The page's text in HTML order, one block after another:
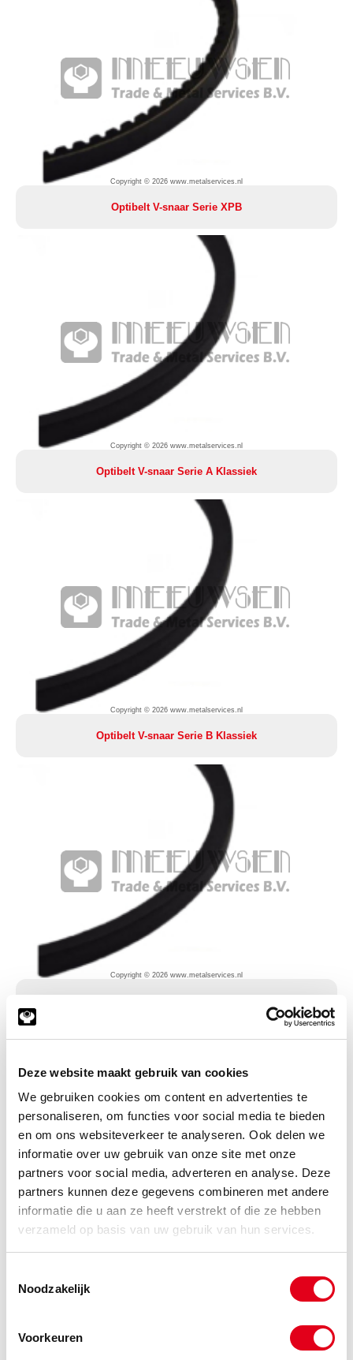
Deze website maakt gebruik van cookies
We gebruiken cookies om content en advertenties te
personaliseren, om functies voor social media te bieden
en om ons websiteverkeer te analyseren. Ook delen we
informatie over uw gebruik van onze site met onze
partners voor social media, adverteren en analyse. Deze
partners kunnen deze gegevens combineren met andere
informatie die u aan ze heeft verstrekt of die ze hebben
verzameld op basis van uw gebruik van hun services.
Noodzakelijk
Voorkeuren
Copyright © 2026 www.metalservices.nl
Optibelt V-snaar Serie XPB
Copyright © 2026 www.metalservices.nl
Optibelt V-snaar Serie A Klassiek
Copyright © 2026 www.metalservices.nl
Optibelt V-snaar Serie B Klassiek
Copyright © 2026 www.metalservices.nl